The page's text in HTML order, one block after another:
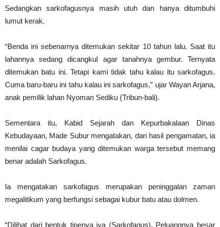
Sedangkan sarkofagusnya masih utuh dan hanya ditumbuhi
lumut kerak.
“Benda ini sebenarnya ditemukan sekitar 10 tahun lalu. Saat itu
lahannya sedang dicangkul agar tanahnya gembur. Ternyata
ditemukan batu ini. Tetapi kami tidak tahu kalau itu sarkofagus.
Cuma baru-baru ini tahu kalau ini sarkofagus,” ujar Wayan Arjana,
anak pemilik lahan Nyoman Sediku (Tribun-bali).
Sementara itu, Kabid Sejarah dan Kepurbakalaan Dinas
Kebudayaan, Made Subur mengatakan, dari hasil pengamatan, ia
menilai cagar budaya yang ditemukan warga tersebut memang
benar adalah Sarkofagus.
Ia mengatakan sarkofagus merupakan peninggalan zaman
megalitikum yang berfungsi sebagai kubur batu atau dolmen.
“Dilihat dari bentuk tipenya iya (Sarkofagus). Peluangnya besar